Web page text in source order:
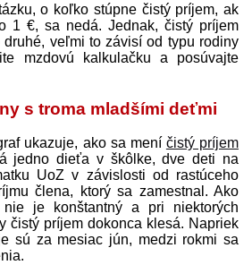
o koľko stúpne čistý príjem, ak
1 €, sa nedá. Jednak, čistý príjem
veľmi to závisí od typu rodiny
mzdovú kalkulačku a posúvajte
s troma mladšími deťmi
ukazuje, ako sa mení čistý príjem
jedno dieťa v škôlke, dve deti na
UoZ v závislosti od rastúceho
člena, ktorý sa zamestnal. Ako
je konštantný a pri niektorých
čistý príjem dokonca klesá. Napriek
sú za mesiac jún, medzi rokmi sa